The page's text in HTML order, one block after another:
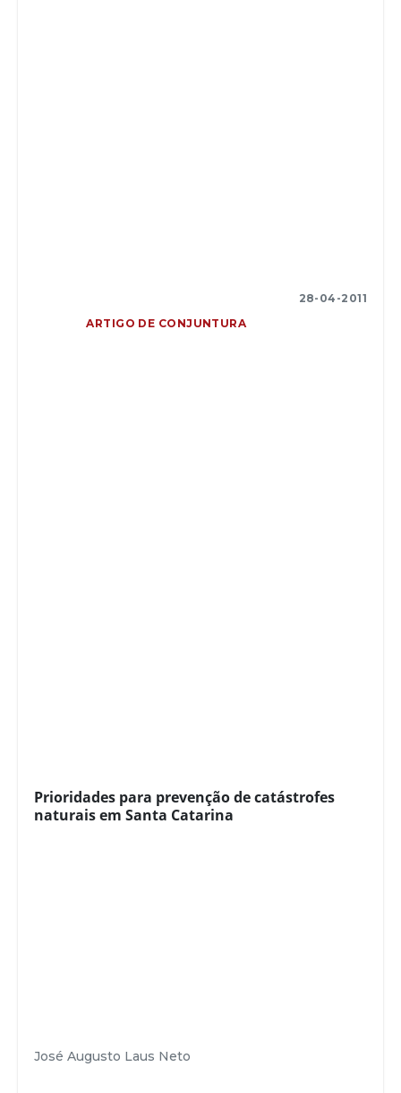
ARTIGO DE CONJUNTURA
28-04-2011
Prioridades para prevenção de catástrofes
naturais em Santa Catarina
José Augusto Laus Neto